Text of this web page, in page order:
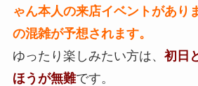
ゃん本人の来店イベントがあり
の混雑が予想されます。
ゆったり楽しみたい方は、 初日
ほうが無難です。